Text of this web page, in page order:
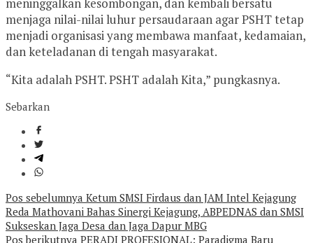
menjaga nilai-nilai luhur persaudaraan agar PSHT tetap
menjadi organisasi yang membawa manfaat, kedamaian,
dan keteladanan di tengah masyarakat.
“Kita adalah PSHT. PSHT adalah Kita,” pungkasnya.
Sebarkan
Navigasi
pos
Pos sebelumnya Ketum SMSI Firdaus dan JAM Intel Kejagung
Reda Mathovani Bahas Sinergi Kejagung, ABPEDNAS dan SMSI
Sukseskan Jaga Desa dan Jaga Dapur MBG
Pos berikutnya PERADI PROFESIONAL: Paradigma Baru